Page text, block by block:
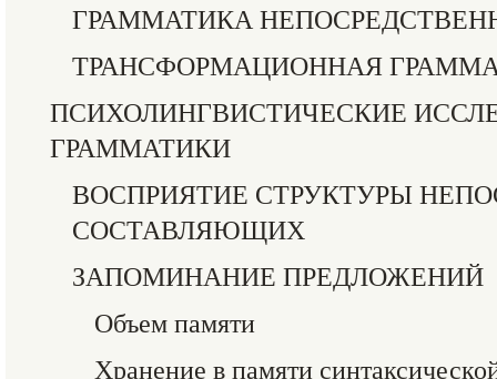
ГРАММАТИКА
ТРАНСФОРМАЦИОННАЯ
ПСИХОЛИНГВИСТИЧЕСКИЕ
ГРАММАТИКИ
ВОСПРИЯТИЕ СТРУКТУРЫ
СОСТАВЛЯЮЩИХ
ЗАПОМИНАНИЕ ПРЕДЛОЖЕНИЙ
Объем памяти
Хранение в памяти